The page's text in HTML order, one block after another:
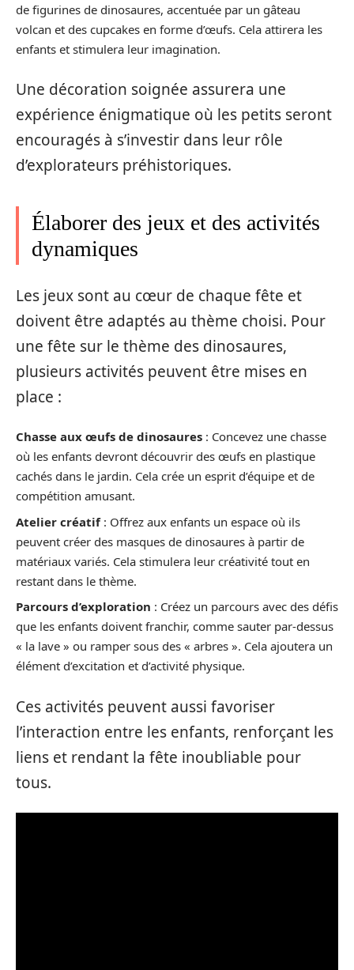
de figurines de dinosaures, accentuée par un gâteau
volcan et des cupcakes en forme d’œufs. Cela attirera les
enfants et stimulera leur imagination.
Une décoration soignée assurera une
expérience énigmatique où les petits seront
encouragés à s’investir dans leur rôle
d’explorateurs préhistoriques.
Élaborer des jeux et des activités
dynamiques
Les jeux sont au cœur de chaque fête et
doivent être adaptés au thème choisi. Pour
une fête sur le thème des dinosaures,
plusieurs activités peuvent être mises en
place :
Chasse aux œufs de dinosaures : Concevez une chasse
où les enfants devront découvrir des œufs en plastique
cachés dans le jardin. Cela crée un esprit d’équipe et de
compétition amusant.
Atelier créatif: Offrez aux enfants un espace où ils
peuvent créer des masques de dinosaures à partir de
matériaux variés. Cela stimulera leur créativité tout en
restant dans le thème.
Parcours d’exploration : Créez un parcours avec des défis
que les enfants doivent franchir, comme sauter par-dessus
« la lave » ou ramper sous des « arbres ». Cela ajoutera un
élément d’excitation et d’activité physique.
Ces activités peuvent aussi favoriser
l’interaction entre les enfants, renforçant les
liens et rendant la fête inoubliable pour
tous.